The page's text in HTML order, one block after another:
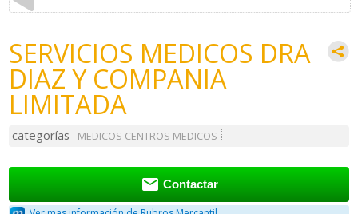
SERVICIOS MEDICOS DRA
DIAZ Y COMPANIA
LIMITADA
categorías MEDICOS CENTROS MEDICOS
 Contactar